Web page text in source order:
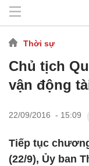
Thời sự
Chủ tịch
vận động
22/09/2016 - 15:09
Tiếp tục
(22/9), Ủy ban